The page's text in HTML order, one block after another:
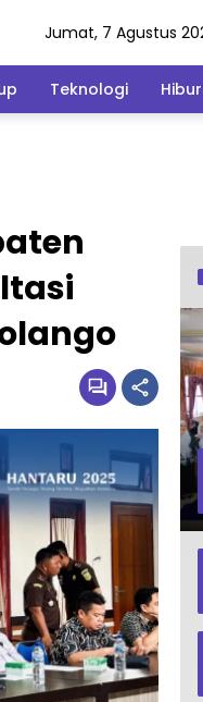
Jumat, 7 Agustus
Teknologi